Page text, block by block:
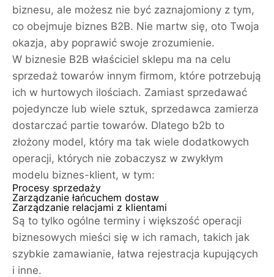
biznesu, ale możesz nie być zaznajomiony z tym,
co obejmuje biznes B2B. Nie martw się, oto Twoja
okazja, aby poprawić swoje zrozumienie.
W biznesie B2B właściciel sklepu ma na celu
sprzedaż towarów innym firmom, które potrzebują
ich w hurtowych ilościach. Zamiast sprzedawać
pojedyncze lub wiele sztuk, sprzedawca zamierza
dostarczać partie towarów. Dlatego b2b to
złożony model, który ma tak wiele dodatkowych
operacji, których nie zobaczysz w zwykłym
modelu biznes-klient, w tym:
Procesy sprzedaży
Zarządzanie łańcuchem dostaw
Zarządzanie relacjami z klientami
Są to tylko ogólne terminy i większość operacji
biznesowych mieści się w ich ramach, takich jak
szybkie zamawianie, łatwa rejestracja kupujących
i inne.